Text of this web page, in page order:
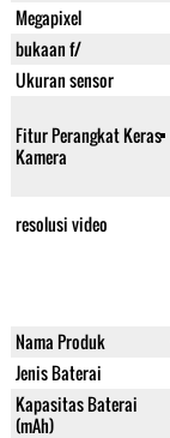
Megapixel
bukaan f/
Ukuran sensor
Fitur Perangkat Keras
Kamera
resolusi video
Nama Produk
Jenis Baterai
Kapasitas Baterai
(mAh)